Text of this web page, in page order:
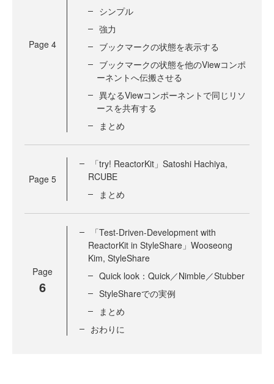
Page 4
シンプル
強力
ブックマークの状態を表示する
ブックマークの状態を他のViewコンポ
ーネントへ伝搬させる
異なるViewコンポーネントで同じリソ
ースを共有する
まとめ
Page 5
「try! ReactorKit」Satoshi Hachiya,
RCUBE
まとめ
Page
6
「Test-Driven-Development with
ReactorKit in StyleShare」Wooseong
Kim, StyleShare
Quick look：Quick／Nimble／Stubber
StyleShareでの実例
まとめ
おわりに